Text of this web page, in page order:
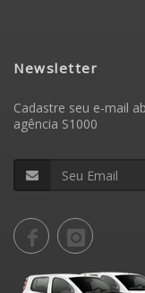
Newsletter
Cadastre seu e-mail
agência S1000